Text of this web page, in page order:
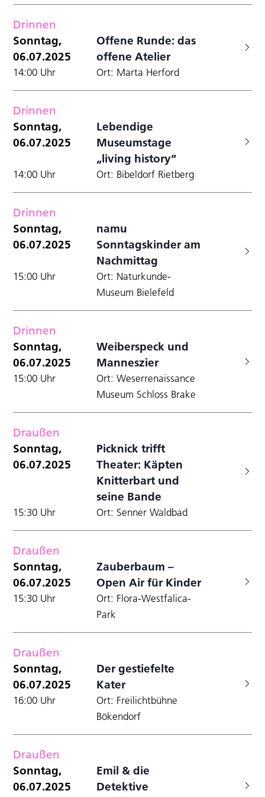
Drinnen
Sonntag,
06.07.2025
Offene Runde: das
offene Atelier
14:00 Uhr Ort: Marta Herford
Drinnen
Sonntag,
06.07.2025
Lebendige
Museumstage
„living history“
14:00 Uhr Ort: Bibeldorf Rietberg
Drinnen
Sonntag,
06.07.2025
namu
Sonntagskinder am
Nachmittag
15:00 Uhr
Ort: Naturkunde-
Museum Bielefeld
Drinnen
Sonntag,
06.07.2025
Weiberspeck und
Manneszier
15:00 Uhr
Ort: Weserrenaissance
Museum Schloss Brake
Draußen
Sonntag,
06.07.2025
Picknick trifft
Theater: Käpten
Knitterbart und
seine Bande
15:30 Uhr Ort: Senner Waldbad
Draußen
Sonntag,
06.07.2025
Zauberbaum –
Open Air für Kinder
15:30 Uhr
Ort: Flora-Westfalica-
Park
Draußen
Sonntag,
06.07.2025
Der gestiefelte
Kater
16:00 Uhr
Ort: Freilichtbühne
Bökendorf
Draußen
Sonntag,
06.07.2025
Emil & die
Detektive